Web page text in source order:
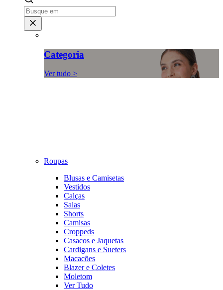
Categoria
Ver tudo >
Roupas
Blusas e Camisetas
Vestidos
Calças
Saias
Shorts
Camisas
Croppeds
Casacos e Jaquetas
Cardigans e Sueters
Macacões
Blazer e Coletes
Moletom
Ver Tudo